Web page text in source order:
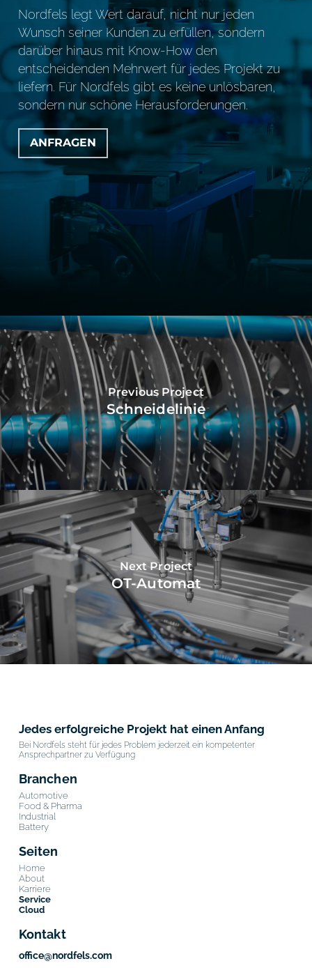
Nordfels legt Wert darauf, nicht nur jeden
Wunsch seiner Kunden zu erfüllen, sondern
darüber hinaus mit Know-How den
entscheidenden Mehrwert für jedes Projekt zu
liefern. Für Nordfels gibt es keine unlösbaren,
sondern nur schöne Herausforderungen.
ANFRAGEN
Previous Project
Schneidelinie
Next Project
OT-Automat
Jedes erfolgreiche Projekt hat einen Anfang
Bei Nordfels steht für jedes Problem jederzeit ein kompetenter
Ansprechpartner zu Verfügung
Branchen
Automotive
Food & Pharma
Industrial
Battery
Seiten
Home
About
Karriere
Service
Cloud
Kontakt
office@nordfels.com